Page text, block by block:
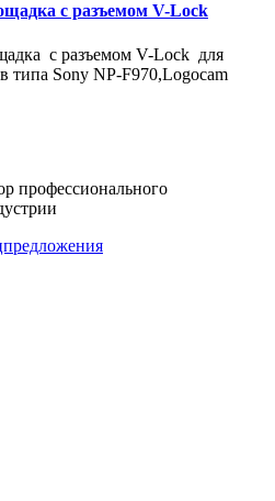
с разъемом V-Lock
с разъемом V-Lock для
типа Sony NP-F970,Logocam
профессионального